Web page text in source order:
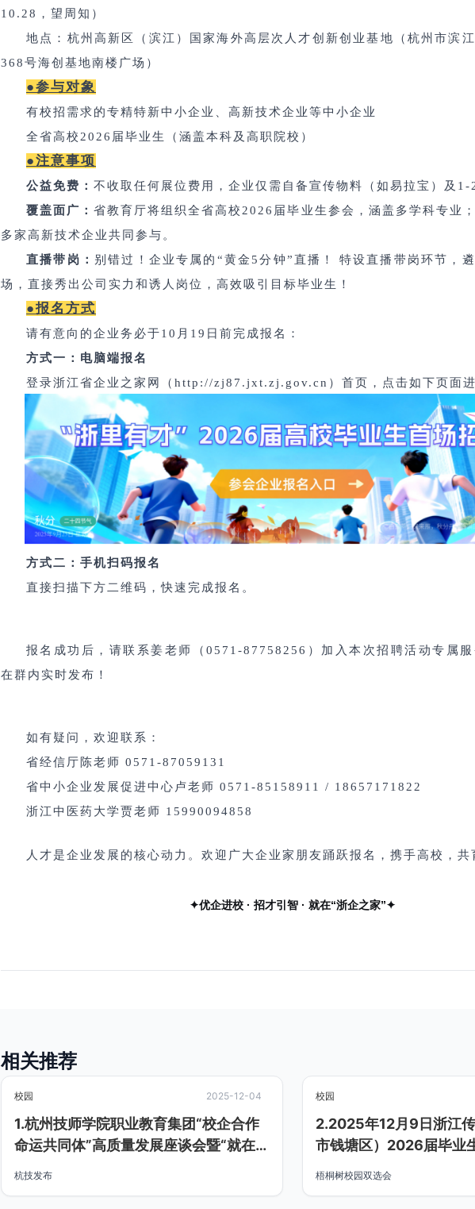
10.28，望周知）
地点：杭州高新区（滨江）国家海外高层次人才创新创业基地（杭州市滨
368号海创基地南楼广场）
●参与对象
有校招需求的专精特新中小企业、高新技术企业等中小企业
全省高校 2026 届毕业生（涵盖本科及高职院校）
●注意事项
公益免费： 不收取任何展位费用，企业仅需自备宣传物料（如易拉宝）及 1-
覆盖面广：省教育厅将组织全省高校 2026 届毕业生参会，涵盖多学科专业
多家高新技术企业共同参与。
直播带岗 ： 别错过！企业专属的 “黄金 5分钟”直播！ 特设直播带岗环节，
场，直接秀出公司实力和诱人岗位，高效吸引目标毕业生！
●报名方式
请有意向的企业务必于10 月 19 日前完成报名：
方式一：电脑端报名
登录浙江省企业之家网（ http://zj87.jxt.zj.gov.cn ）首页，点击如下页面
方式二：手机扫码报名
直接扫描下方二维码，快速完成报名。
报名成功后，请联系姜老师（0571-87758256）加入本次招聘活动专属
在群内实时发布！
如有疑问，欢迎联系：
省经信厅 陈老师 0571-87059131
省中小企业发展促进中心 卢老师 0571-85158911 / 18657171822
浙江中医药大学 贾老师 15990094858
人才是企业发展的核心动力。欢迎广大企业家 朋友踊跃报名，携手高校，共
✦优企进校 · 招才引智 · 就在“浙企之家”✦
相关推荐
校园 2025-12-04
1.杭州技师学院职业教育集团“校企合作
命运共同体”高质量发展座谈会暨“就在
杭技发布
校园
2.2025年12月9日浙江
市钱塘区）2026届毕业
梧桐树校园双选会